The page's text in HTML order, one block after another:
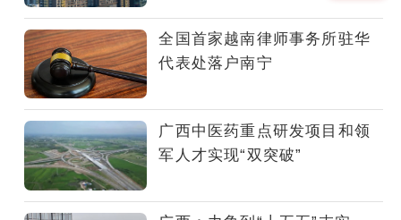
环
境
空
气
质
量
优
良
天
数
全国首家越南律师事务所驻华
代表处落户南宁
广西中医药重点研发项目和领
军人才实现“双突破”